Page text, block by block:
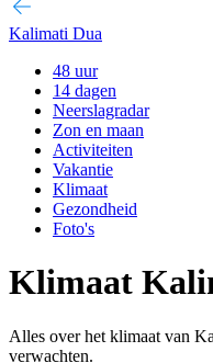
Kalimati Dua
48 uur
14 dagen
Neerslagradar
Zon en maan
Activiteiten
Vakantie
Klimaat
Gezondheid
Foto's
Klimaat
Alles over het klimaat van
verwachten.